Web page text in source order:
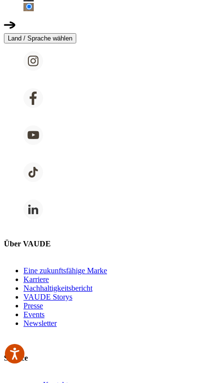
Land / Sprache wählen
Über VAUDE
Eine zukunftsfähige Marke
Karriere
Nachhaltigkeitsbericht
VAUDE Storys
Presse
Events
Newsletter
Service